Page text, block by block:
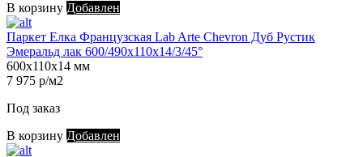
В корзину Добавлен
Паркет Елка Французская Lab Arte Chevron Дуб Рустик
Эмеральд лак 600/490х110х14/3/45°
600х110х14 мм
7 975 р/м2
Под заказ
В корзину Добавлен